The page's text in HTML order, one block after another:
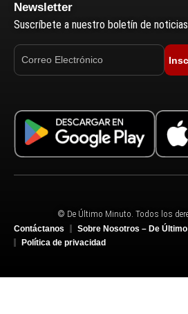
Newsletter
Suscríbete a nuestro boletín de
© De Último Minuto. Todos los
Contáctanos
Sobre Nosotros – De
Política de privacidad